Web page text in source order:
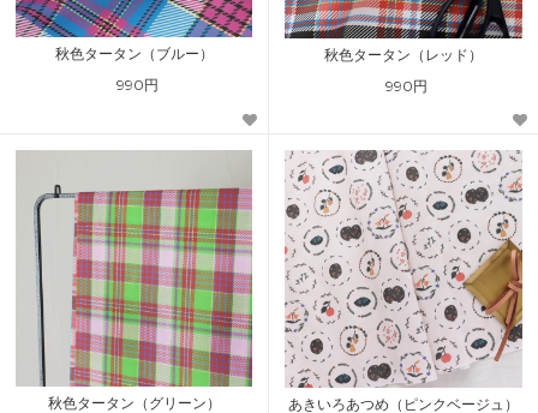
秋色タータン（ブルー）
990円
秋色タータン（レッド）
990円
秋色タータン（グリーン） あきいろあつめ（ピンクベージュ）